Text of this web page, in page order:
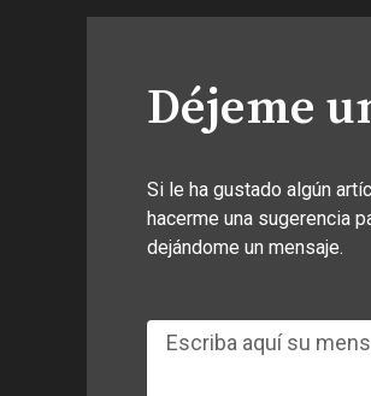
Déjeme
Si le ha gustado algún
hacerme una sugerencia
dejándome un mensaje.
Mensaje